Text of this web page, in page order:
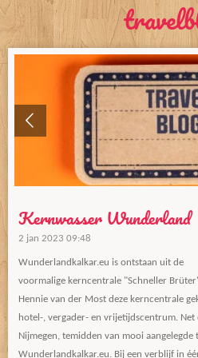
naar
Kernwasser Wunderland
2 jan 2023 09:48
Wunderlandkalkar.eu is ontstaan uit de
voormalige kerncentrale "Schneller
Hennie van der Most deze kerncentrale
hotel-, vergader- en vrijetijdscentrum.
Nijmegen, temidden van mooi
Wunderlandkalkar.eu. Bij een verblijf in